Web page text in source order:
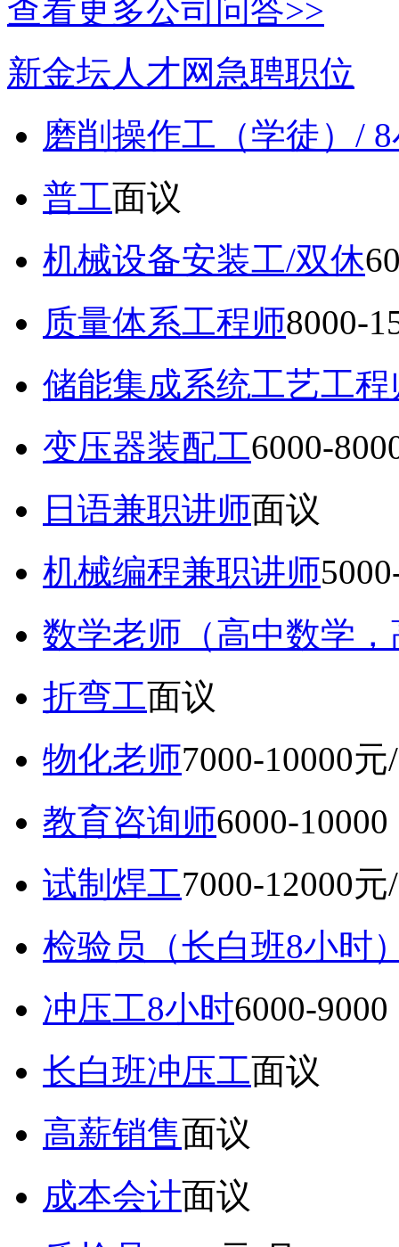
查看更多公司问答>>
新金坛人才网急聘职位
磨削操作工（学徒）/
普工面议
机械设备安装工/双休
质量体系工程师8000-
储能集成系统工艺工程
变压器装配工6000-
日语兼职讲师面议
机械编程兼职讲师
数学老师（高中数学
折弯工面议
物化老师7000-10000元
教育咨询师6000-
试制焊工7000-12000元
检验员（长白班8小时
冲压工8小时6000-
长白班冲压工面议
高薪销售面议
成本会计面议